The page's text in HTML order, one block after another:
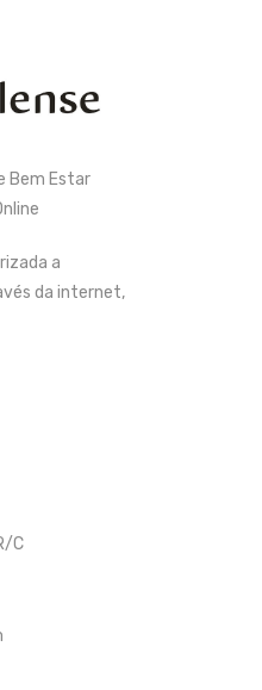
Bem Estar
a
da internet,
C